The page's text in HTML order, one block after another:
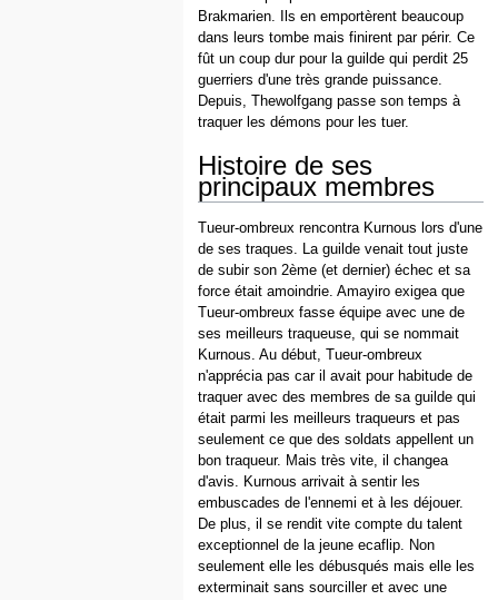
Brakmarien. Ils en emportèrent beaucoup
dans leurs tombe mais finirent par périr. Ce
fût un coup dur pour la guilde qui perdit 25
guerriers d'une très grande puissance.
Depuis, Thewolfgang passe son temps à
traquer les démons pour les tuer.
Histoire de ses
principaux membres
Tueur-ombreux rencontra Kurnous lors d'une
de ses traques. La guilde venait tout juste
de subir son 2ème (et dernier) échec et sa
force était amoindrie. Amayiro exigea que
Tueur-ombreux fasse équipe avec une de
ses meilleurs traqueuse, qui se nommait
Kurnous. Au début, Tueur-ombreux
n'apprécia pas car il avait pour habitude de
traquer avec des membres de sa guilde qui
était parmi les meilleurs traqueurs et pas
seulement ce que des soldats appellent un
bon traqueur. Mais très vite, il changea
d'avis. Kurnous arrivait à sentir les
embuscades de l'ennemi et à les déjouer.
De plus, il se rendit vite compte du talent
exceptionnel de la jeune ecaflip. Non
seulement elle les débusqués mais elle les
exterminait sans sourciller et avec une